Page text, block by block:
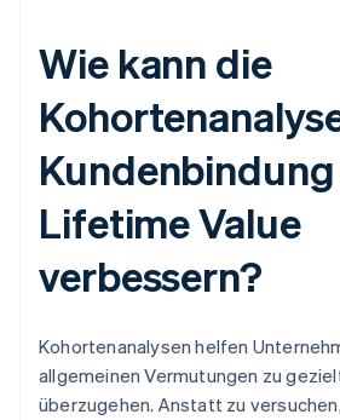
Wie kann die
Lifetime Value
verbessern?
Kohortenanalysen helfen
allgemeinen Vermutungen zu
überzugehen. Anstatt zu